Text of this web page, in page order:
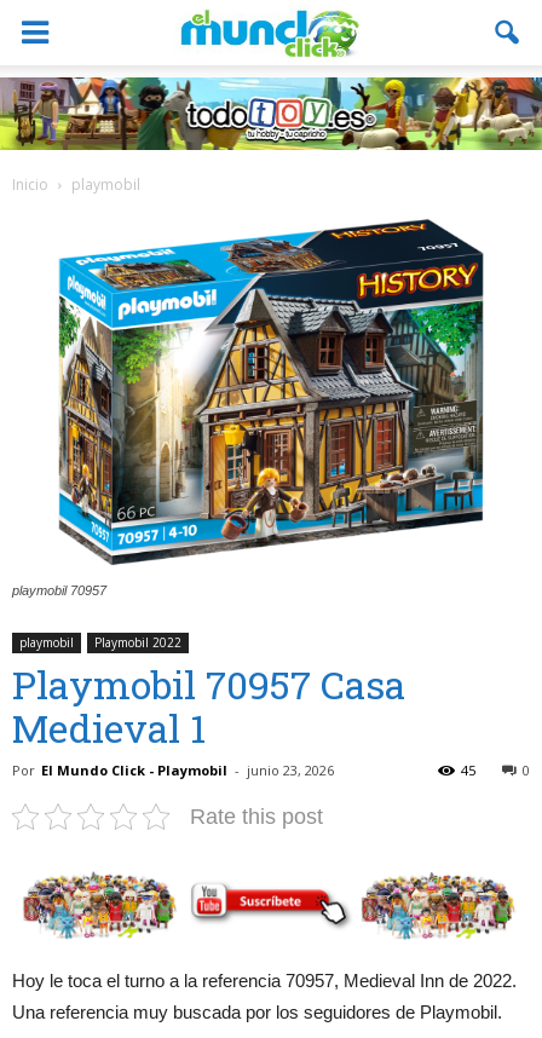
Inicio playmobil
playmobil 70957
playmobil Playmobil 2022
Playmobil 70957 Casa
Medieval 1
Por El Mundo Click - Playmobil - junio 23, 2026 0
45
Rate this post
Hoy le toca el turno a la referencia 70957, Medieval Inn de 2022.
Una referencia muy buscada por los seguidores de Playmobil.